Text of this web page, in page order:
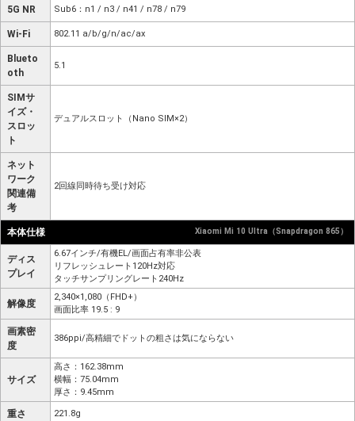
5G NR Sub6：n1 / n3 / n41 / n78 / n79
Wi-Fi 802.11 a/b/g/n/ac/ax
Blueto
oth
5.1
SIMサ
イズ・
スロッ
ト
デュアルスロット（Nano SIM×2）
ネット
ワーク
関連備
考
2回線同時待ち受け対応
本体仕様 Xiaomi Mi 10 Ultra（Snapdragon 865）
ディス
プレイ
6.67インチ/有機EL/画面占有率非公表
リフレッシュレート120Hz対応
タッチサンプリングレート240Hz
解像度
2,340×1,080（FHD+）
画面比率 19.5 : 9
画素密
度
386ppi/高精細でドットの粗さは気にならない
サイズ
高さ：162.38mm
横幅：75.04mm
厚さ：9.45mm
重さ 221.8g